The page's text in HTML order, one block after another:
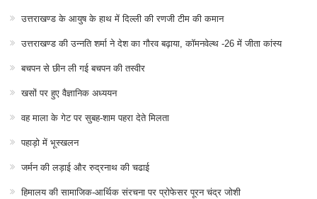
उत्तराखण्ड के आयुष के हाथ में दिल्ली की रणजी टीम की कमान
उत्तराखण्ड की उन्नति शर्मा ने देश का गौरव बढ़ाया, कॉमनवेल्थ -26 में जीता कांस्य
बचपन से छीन ली गई बचपन की तस्वीर
खसों पर हुए वैज्ञानिक अध्ययन
वह माला के गेट पर सुबह-शाम पहरा देते मिलता
पहाड़ो में भूस्खलन
जर्मन की लड़ाई और रुद्रनाथ की चढाई
हिमालय की सामाजिक-आर्थिक संरचना पर प्रोफेसर पूरन चंद्र जोशी